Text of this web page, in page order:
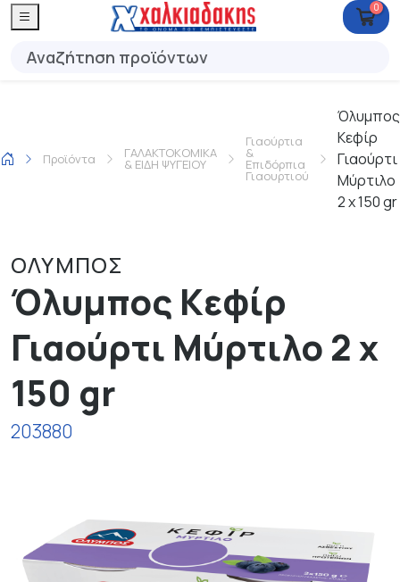
0
Προϊόντα ΓΑΛΑΚΤΟΚΟΜΙΚΑ
& ΕΙΔΗ ΨΥΓΕΙΟΥ
Γιαούρτια
&
Επιδόρπια
Γιαουρτιού
Όλυμπος
Κεφίρ
Γιαούρτι
Μύρτιλο
2 x 150 gr
ΟΛΥΜΠΟΣ
Όλυμπος Κεφίρ
Γιαούρτι Μύρτιλο 2 x
150 gr
203880